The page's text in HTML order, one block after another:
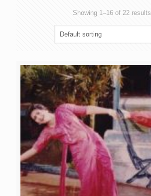
Showing 1–16 of 22 results